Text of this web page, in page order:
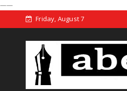
——
Friday, August 7